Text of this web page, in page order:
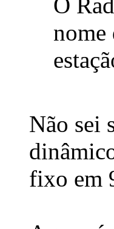
nome
Não sei
fixo em